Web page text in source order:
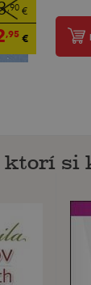
,90€
,95€
ktorí